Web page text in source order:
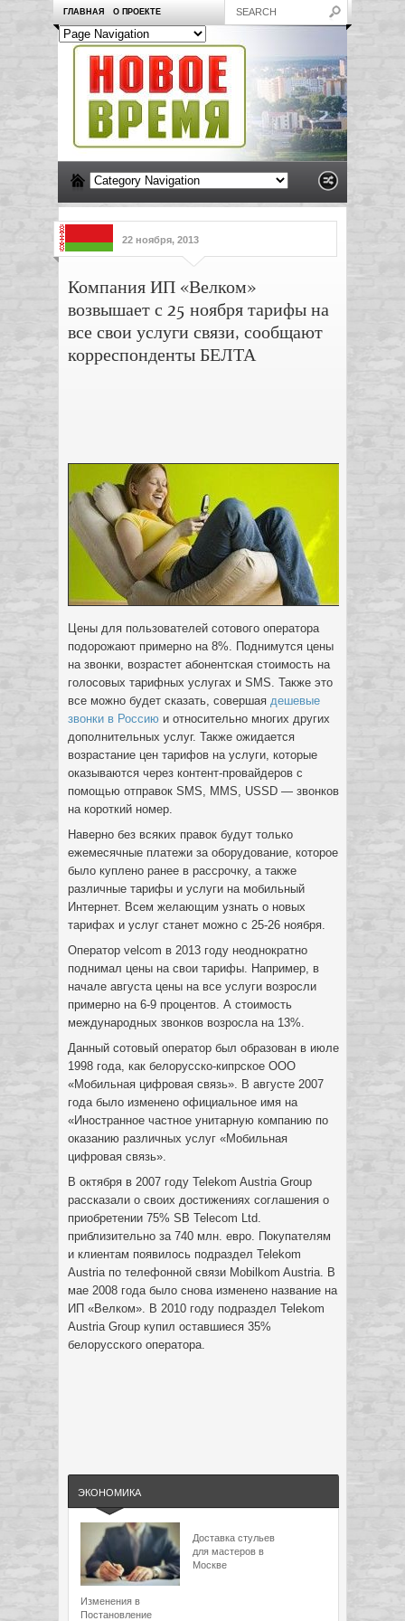
ГЛАВНАЯ О ПРОЕКТЕ
22 ноября, 2013
Компания ИП «Велком»
возвышает с 25 ноября тарифы на
все свои услуги связи, сообщают
корреспонденты БЕЛТА
Цены для пользователей сотового оператора
подорожают примерно на 8%. Поднимутся цены
на звонки, возрастет абонентская стоимость на
голосовых тарифных услугах и SMS. Также это
все можно будет сказать, совершая дешевые
звонки в Россию и относительно многих других
дополнительных услуг. Также ожидается
возрастание цен тарифов на услуги, которые
оказываются через контент-провайдеров с
помощью отправок SMS, MMS, USSD — звонков
на короткий номер.
Наверно без всяких правок будут только
ежемесячные платежи за оборудование, которое
было куплено ранее в рассрочку, а также
различные тарифы и услуги на мобильный
Интернет. Всем желающим узнать о новых
тарифах и услуг станет можно с 25-26 ноября.
Оператор velcom в 2013 году неоднократно
поднимал цены на свои тарифы. Например, в
начале августа цены на все услуги возросли
примерно на 6-9 процентов. А стоимость
международных звонков возросла на 13%.
Данный сотовый оператор был образован в июле
1998 года, как белорусско-кипрское ООО
«Мобильная цифровая связь». В августе 2007
года было изменено официальное имя на
«Иностранное частное унитарную компанию по
оказанию различных услуг «Мобильная
цифровая связь».
В октября в 2007 году Telekom Austria Group
рассказали о своих достижениях соглашения о
приобретении 75% SB Telecom Ltd.
приблизительно за 740 млн. евро. Покупателям
и клиентам появилось подраздел Telekom
Austria по телефонной связи Mobilkom Austria. В
мае 2008 года было снова изменено название на
ИП «Велком». В 2010 году подраздел Telekom
Austria Group купил оставшиеся 35%
белорусского оператора.
ЭКОНОМИКА
Изменения в
Постановление
Доставка стульев
для мастеров в
Москве